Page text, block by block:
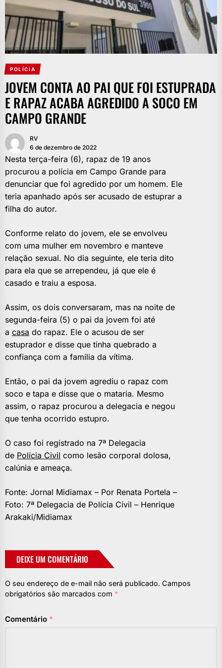
POLÍCIA
JOVEM CONTA AO PAI QUE FOI ESTUPRADA
E RAPAZ ACABA AGREDIDO A SOCO EM
CAMPO GRANDE
RV
6 de dezembro de 2022
Nesta terça-feira (6), rapaz de 19 anos
procurou a polícia em Campo Grande para
denunciar que foi agredido por um homem. Ele
teria apanhado após ser acusado de estuprar a
filha do autor.
Conforme relato do jovem, ele se envolveu
com uma mulher em novembro e manteve
relação sexual. No dia seguinte, ele teria dito
para ela que se arrependeu, já que ele é
casado e traiu a esposa.
Assim, os dois conversaram, mas na noite de
segunda-feira (5) o pai da jovem foi até
a casa do rapaz. Ele o acusou de ser
estuprador e disse que tinha quebrado a
confiança com a família da vítima.
Então, o pai da jovem agrediu o rapaz com
soco e tapa e disse que o mataria. Mesmo
assim, o rapaz procurou a delegacia e negou
que tenha ocorrido estupro.
O caso foi registrado na 7ª Delegacia
de Polícia Civil como lesão corporal dolosa,
calúnia e ameaça.
Fonte: Jornal Midiamax – Por Renata Portela –
Foto: 7ª Delegacia de Polícia Civil – Henrique
Arakaki/Midiamax
DEIXE UM COMENTÁRIO
O seu endereço de e-mail não será publicado. Campos
obrigatórios são marcados com *
Comentário *